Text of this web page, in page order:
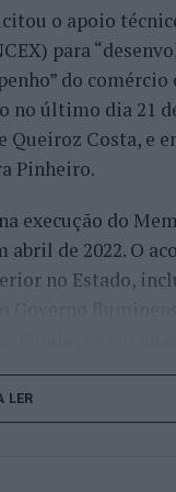
um
habitação
o mercado
do
o apoio
para
do
no último dia 21
Queiroz Costa, e
Pinheiro.
execução do
de 2022. O
no Estado,
de Janeiro” e a
Exterior”.
LER